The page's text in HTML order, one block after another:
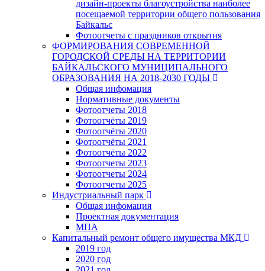
дизайн-проекты благоустройства наиболее
посещаемой территории общего пользования
Байкальс
Фотоотчеты с праздников открытия
ФОРМИРОВАНИЯ СОВРЕМЕННОЙ
ГОРОДСКОЙ СРЕДЫ НА ТЕРРИТОРИИ
БАЙКАЛЬСКОГО МУНИЦИПАЛЬНОГО
ОБРАЗОВАНИЯ НА 2018-2030 ГОДЫ
Общая инфомация
Нормативные документы
Фотоотчеты 2018
Фотоотчёты 2019
Фотоотчёты 2020
Фотоотчёты 2021
Фотоотчёты 2022
Фотоотчеты 2023
Фотоотчеты 2024
Фотоотчеты 2025
Индустриальный парк
Общая инфомация
Проектная документация
МПА
Капитальный ремонт общего имущества МКД
2019 год
2020 год